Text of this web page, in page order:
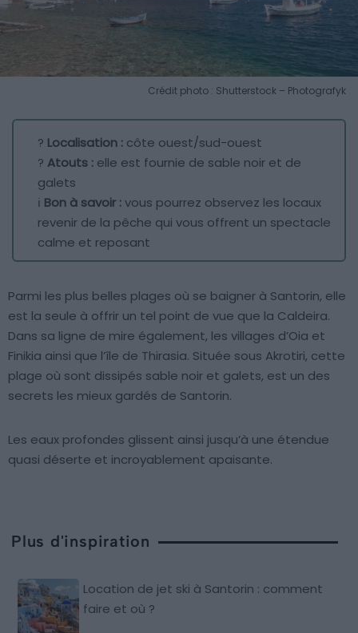
Crédit photo : Shutterstock – Photografyk
? Localisation : côte ouest/sud-ouest
? Atouts : elle est fournie de sable noir et de
galets
ℹ️ Bon à savoir :vous pourrez observez les locaux
revenir de la pêche qui vous offrent un spectacle
calme et reposant
Parmi les plus belles plages où se baigner à Santorin, elle
est la seule à offrir un tel point de vue que la Caldeira.
Dans sa ligne de mire également, les villages d’Oia et
Finikia ainsi que l’île de Thirasia. Située sous Akrotiri, cette
plage où sont dissipés sable noir et galets, est un des
secrets les mieux gardés de Santorin.
Les eaux profondes glissent ainsi jusqu’à une étendue
quasi déserte et incroyablement apaisante.
Plus d'inspiration
Location de jet ski à Santorin : comment
faire et où ?